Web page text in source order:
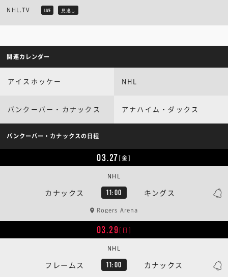
NHL.TV LIVE 見逃し
関連カレンダー
アイスホッケー NHL
バンクーバー・カナックス アナハイム・ダックス
バンクーバー・カナックスの日程
03.27[金]
カナックス 11:00 キングス
NHL
Rogers Arena
03.29[日]
フレームス 11:00 カナックス
NHL